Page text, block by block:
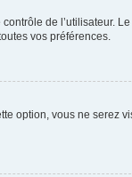
de l’utilisateur.
vos préférences.
option, vous ne serez